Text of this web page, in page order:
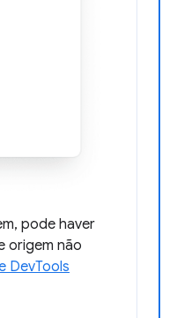
pode haver
origem não
DevTools